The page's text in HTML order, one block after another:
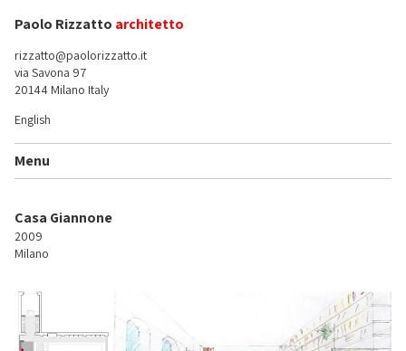
Paolo Rizzatto architetto
rizzatto@paolorizzatto.it
via Savona 97
20144 Milano Italy
English
Menu
Casa Giannone
2009
Milano